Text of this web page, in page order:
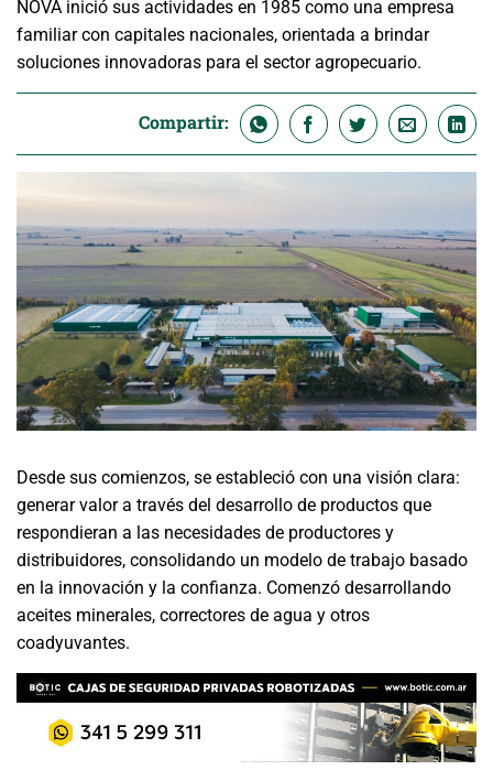
NOVA inició sus actividades en 1985 como una empresa
familiar con capitales nacionales, orientada a brindar
soluciones innovadoras para el sector agropecuario.
Compartir:
Desde sus comienzos, se estableció con una visión clara:
generar valor a través del desarrollo de productos que
respondieran a las necesidades de productores y
distribuidores, consolidando un modelo de trabajo basado
en la innovación y la confianza. Comenzó desarrollando
aceites minerales, correctores de agua y otros
coadyuvantes.